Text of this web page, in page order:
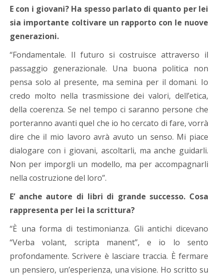
E con i giovani? Ha spesso parlato di quanto per lei
sia importante coltivare un rapporto con le nuove
generazioni.
“Fondamentale. Il futuro si costruisce attraverso il
passaggio generazionale. Una buona politica non
pensa solo al presente, ma semina per il domani. Io
credo molto nella trasmissione dei valori, dell’etica,
della coerenza. Se nel tempo ci saranno persone che
porteranno avanti quel che io ho cercato di fare, vorrà
dire che il mio lavoro avrà avuto un senso. Mi piace
dialogare con i giovani, ascoltarli, ma anche guidarli.
Non per imporgli un modello, ma per accompagnarli
nella costruzione del loro”.
E’ anche autore di libri di grande successo. Cosa
rappresenta per lei la scrittura?
“È una forma di testimonianza. Gli antichi dicevano
“Verba volant, scripta manent”, e io lo sento
profondamente. Scrivere è lasciare traccia. È fermare
un pensiero, un’esperienza, una visione. Ho scritto su